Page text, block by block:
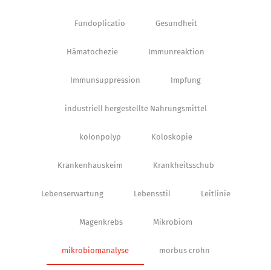
Fundoplicatio Gesundheit
Hämatochezie Immunreaktion
Immunsuppression Impfung
industriell hergestellte Nahrungsmittel
kolonpolyp Koloskopie
Krankenhauskeim Krankheitsschub
Lebenserwartung Lebensstil Leitlinie
Magenkrebs Mikrobiom
mikrobiomanalyse morbus crohn